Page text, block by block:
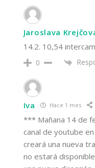
Jaroslava
14.2. 10,54
0
Iva Hace 1 mes
*** Mañana 14 de
canal de youtube
creará una nueva
no estará